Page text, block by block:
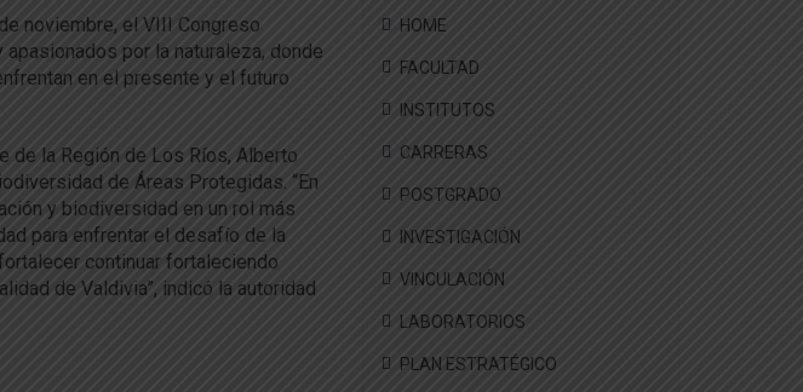
noviembre, el VIII Congreso
por la naturaleza, donde
en el presente y el futuro
de la Región de Los Ríos, Alberto
de Áreas Protegidas. “En
y biodiversidad en un rol más
para enfrentar el desafío de la
continuar fortaleciendo
de Valdivia”, indicó la autoridad
HOME
FACULTAD
INSTITUTOS
CARRERAS
POSTGRADO
INVESTIGACIÓN
VINCULACIÓN
LABORATORIOS
PLAN ESTRATÉGICO